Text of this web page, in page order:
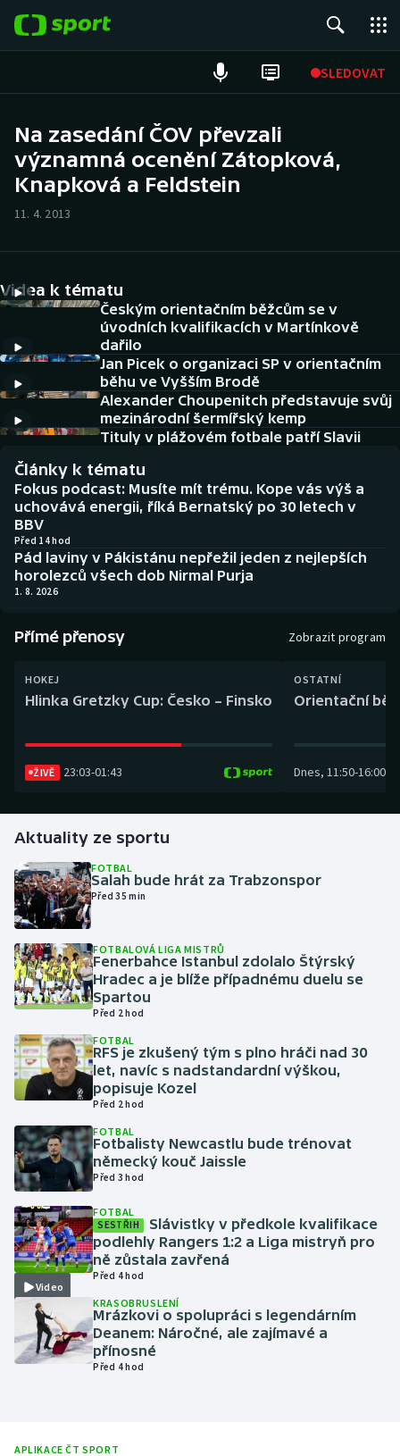
SLEDOVAT
Hokej
Tenis
Cyklistika
DALŠÍ SPORTY
Americký fotbal
Baseball a softbal
Biatlon
Boby a skeleton
Box
Curling
Gymnastika
Házená
Jezdectví
Judo
Krasobruslení
Lezení
Lyže a snowboard
Moderní pětiboj
Motorsport
Olympijské hry
Parasport
Plavání
Plážový volejbal
Rychlobruslení
NEPŘEHLÉDNĚTE
Aplikace ČT sport
AZ kvíz
Na zasedání ČOV převzali
významná ocenění Zátopková,
Knapková a Feldstein
11. 4. 2013
Videa k tématu
Českým orientačním běžcům se v
úvodních kvalifikacích v Martínkově
dařilo
Jan Picek o organizaci SP v orientačním
běhu ve Vyšším Brodě
Alexander Choupenitch představuje svůj
mezinárodní šermířský kemp
Tituly v plážovém fotbale patří Slavii
Články k tématu
Fokus podcast: Musíte mít trému. Kope vás výš a
uchovává energii, říká Bernatský po 30 letech v
BBV
Před 14 hod
Pád laviny v Pákistánu nepřežil jeden z nejlepších
horolezců všech dob Nirmal Purja
1. 8. 2026
Přímé přenosy Zobrazit program
HOKEJ
Hlinka Gretzky Cup: Česko – Finsko
ŽIVĚ 23:03-01:43
OSTATNÍ
Orientační
Dnes, 11:50-16:00
Aktuality ze sportu
FOTBAL
Salah bude hrát za Trabzonspor
Před 35 min
FOTBALOVÁ LIGA MISTRŮ
Fenerbahce Istanbul zdolalo Štýrský
Hradec a je blíže případnému duelu se
Spartou
Před 2 hod
FOTBAL
RFS je zkušený tým s plno hráči nad 30
let, navíc s nadstandardní výškou,
popisuje Kozel
Před 2 hod
FOTBAL
Fotbalisty Newcastlu bude trénovat
německý kouč Jaissle
Před 3 hod
Video
FOTBAL
SESTŘIH
Slávistky v předkole kvalifikace
podlehly Rangers 1:2 a Liga mistryň pro
ně zůstala zavřená
Před 4 hod
KRASOBRUSLENÍ
Mrázkovi o spolupráci s legendárním
Deanem: Náročné, ale zajímavé a
přínosné
Před 4 hod
APLIKACE ČT SPORT